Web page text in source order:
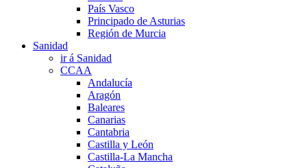
País Vasco
Principado de Asturias
Región de Murcia
Sanidad
ir á Sanidad
CCAA
Andalucía
Aragón
Baleares
Canarias
Cantabria
Castilla y León
Castilla-La Mancha